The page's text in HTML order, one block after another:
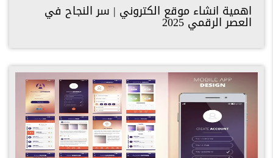
اهمية انشاء موقع الكتروني | سر النجاح في
العصر الرقمي 2025